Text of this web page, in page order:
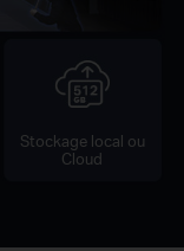
Stockage local ou
Cloud